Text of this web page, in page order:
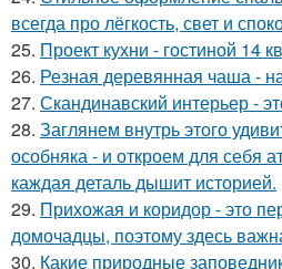
всегда про лёгкость, свет и
25. Проект кухни - гостиной 14
26. Резная деревянная чаша -
27. Скандинавский интерьер -
28. Заглянем внутрь этого
особняка - и откроем для себя
каждая деталь дышит историей.
29. Прихожая и коридор - это
домочадцы, поэтому здесь
30. Какие природные